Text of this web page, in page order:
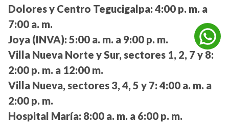
Dolores y Centro Tegucigalpa: 4:00 p. m. a
7:00 a. m.
Joya (INVA): 5:00 a. m. a 9:00 p. m.
Villa Nueva Norte y Sur, sectores 1, 2, 7 y 8:
2:00 p. m. a 12:00 m.
Villa Nueva, sectores 3, 4, 5 y 7: 4:00 a. m. a
2:00 p. m.
Hospital María: 8:00 a. m. a 6:00 p. m.